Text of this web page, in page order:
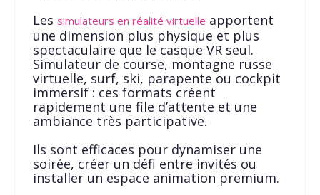
Les simulateurs en réalité virtuelle apportent
une dimension plus physique et plus
spectaculaire que le casque VR seul.
Simulateur de course, montagne russe
virtuelle, surf, ski, parapente ou cockpit
immersif : ces formats créent
rapidement une file d’attente et une
ambiance très participative.
Ils sont efficaces pour dynamiser une
soirée, créer un défi entre invités ou
installer un espace animation premium.